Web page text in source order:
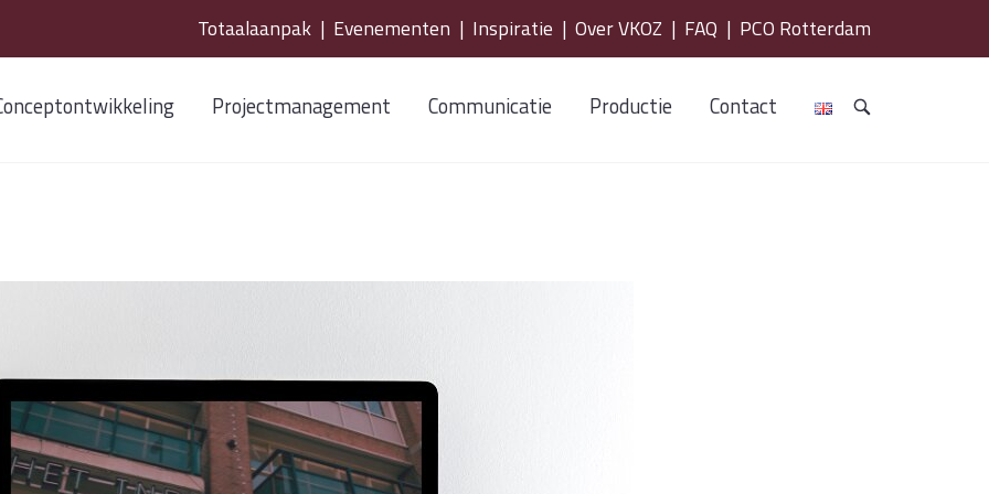
Totaalaanpak | Evenementen | Inspiratie | Over VKOZ | FAQ | PCO Rotterdam
Projectmanagement Communicatie Productie Contact
OPEN